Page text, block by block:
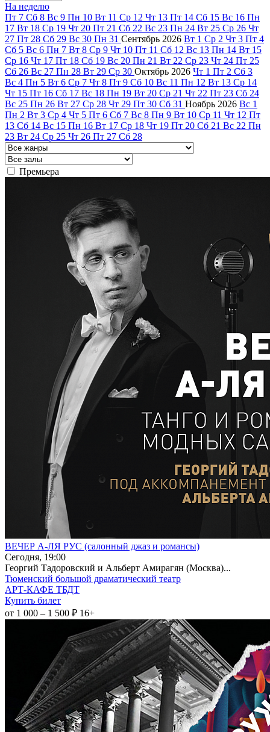
На неделю
Пт 7 Сб 8 Вс 9 Пн 10 Вт 11 Ср 12 Чт 13 Пт 14 Сб 15 Вс 16 Пн
17 Вт 18 Ср 19 Чт 20 Пт 21 Сб 22 Вс 23 Пн 24 Вт 25 Ср 26 Чт
27 Пт 28 Сб 29 Вс 30 Пн 31 Сентябрь 2026 Вт 1 Ср 2 Чт 3 Пт 4
Сб 5 Вс 6 Пн 7 Вт 8 Ср 9 Чт 10 Пт 11 Сб 12 Вс 13 Пн 14 Вт 15
Ср 16 Чт 17 Пт 18 Сб 19 Вс 20 Пн 21 Вт 22 Ср 23 Чт 24 Пт 25
Сб 26 Вс 27 Пн 28 Вт 29 Ср 30 Октябрь 2026 Чт 1 Пт 2 Сб 3
Вс 4 Пн 5 Вт 6 Ср 7 Чт 8 Пт 9 Сб 10 Вс 11 Пн 12 Вт 13 Ср 14
Чт 15 Пт 16 Сб 17 Вс 18 Пн 19 Вт 20 Ср 21 Чт 22 Пт 23 Сб 24
Вс 25 Пн 26 Вт 27 Ср 28 Чт 29 Пт 30 Сб 31 Ноябрь 2026 Вс 1
Пн 2 Вт 3 Ср 4 Чт 5 Пт 6 Сб 7 Вс 8 Пн 9 Вт 10 Ср 11 Чт 12 Пт
13 Сб 14 Вс 15 Пн 16 Вт 17 Ср 18 Чт 19 Пт 20 Сб 21 Вс 22 Пн
23 Вт 24 Ср 25 Чт 26 Пт 27 Сб 28
Премьера
ВЕЧЕР А-ЛЯ РУС (салонный джаз и романсы)
Сегодня, 19:00
Георгий Тадоровский и Альберт Амирагян (Москва)...
Тюменский большой драматический театр
АРТ-КАФЕ ТБДТ
Купить билет
от 1 000 – 1 500 ₽ 16+